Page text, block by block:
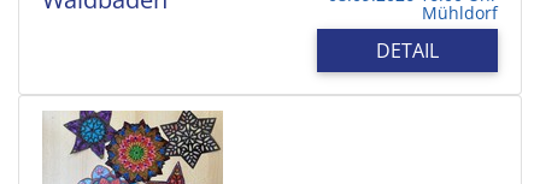
Mühldorf
DETAIL